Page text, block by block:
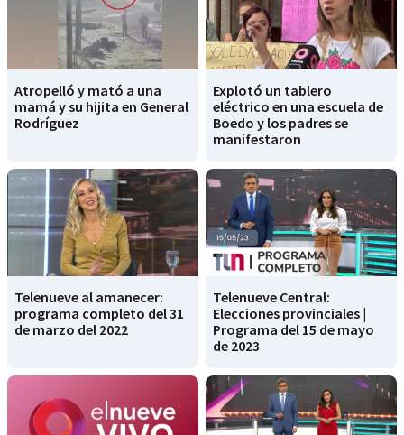
Atropelló y mató a una
mamá y su hijita en General
Rodríguez
Explotó un tablero
eléctrico en una escuela de
Boedo y los padres se
manifestaron
Telenueve al amanecer:
programa completo del 31
de marzo del 2022
Telenueve Central:
Elecciones provinciales |
Programa del 15 de mayo
de 2023